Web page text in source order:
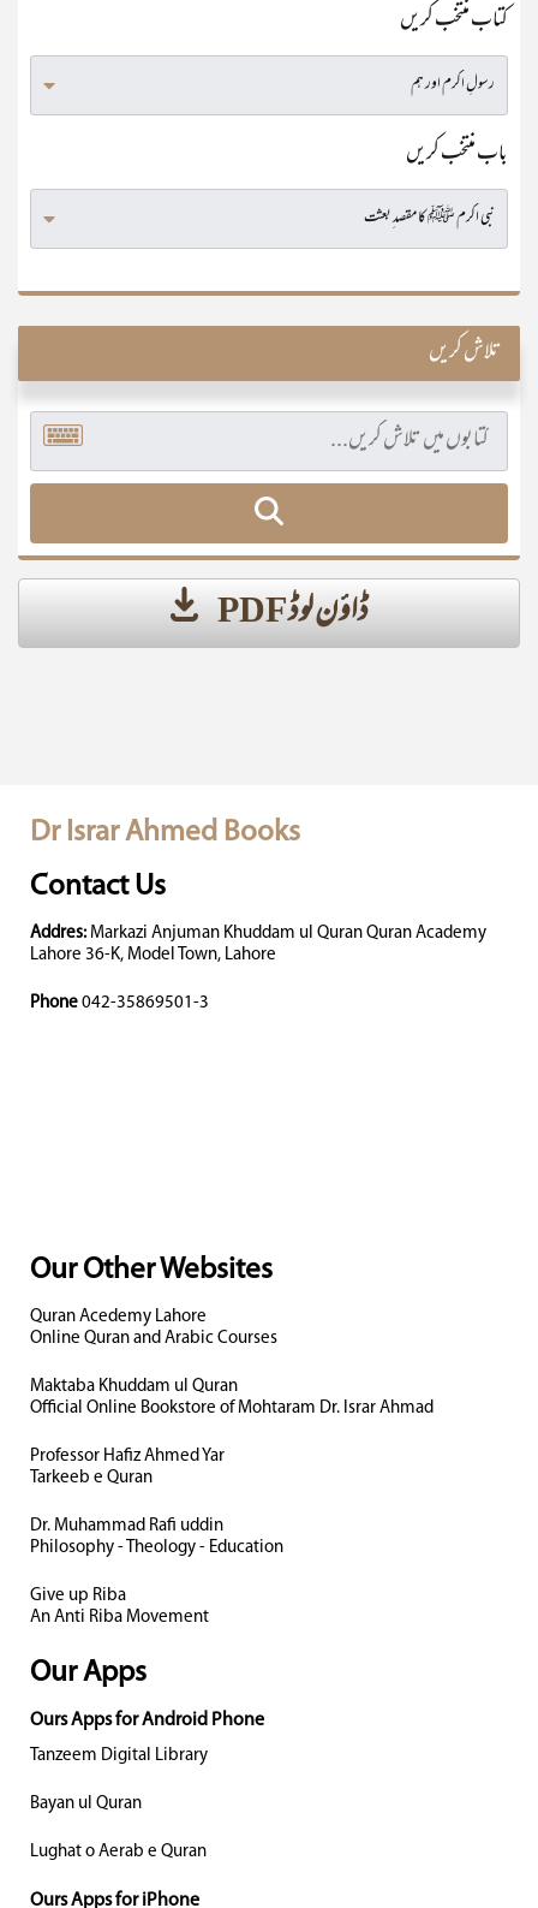
کتاب منتخب کریں
باب منتخب کریں
تلاش کریں
ڈاؤن لوڈ PDF
Dr Israr Ahmed Books
Contact Us
Addres: Markazi Anjuman Khuddam ul Quran Quran Academy
Lahore 36-K, Model Town, Lahore
Phone 042-35869501-3
Our Other Websites
Quran Acedemy Lahore
Online Quran and Arabic Courses
Maktaba Khuddam ul Quran
Official Online Bookstore of Mohtaram Dr. Israr Ahmad
Professor Hafiz Ahmed Yar
Tarkeeb e Quran
Dr. Muhammad Rafi uddin
Philosophy - Theology - Education
Give up Riba
An Anti Riba Movement
Our Apps
Ours Apps for Android Phone
Tanzeem Digital Library
Bayan ul Quran
Lughat o Aerab e Quran
Ours Apps for iPhone